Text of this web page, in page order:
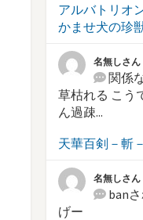
アルバトリオ
かませ犬の珍
名無しさん
関係
草枯れる こう
ん過疎...
天華百剣－斬
名無しさん
ban
げー